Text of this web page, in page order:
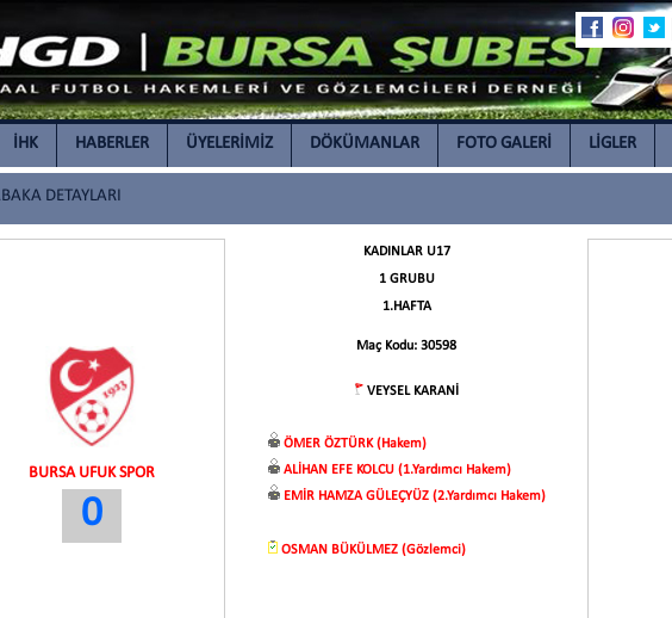
İHK HABERLER ÜYELERİMİZ DÖKÜMANLAR FOTO GALERİ LİGLER
DETAYLARI
BURSA UFUK SPOR
0
KADINLAR U17
1 GRUBU
1.HAFTA
Maç Kodu: 30598
VEYSEL KARANİ
ÖMER ÖZTÜRK (Hakem)
ALİHAN EFE KOLCU (1.Yardımcı Hakem)
EMİR HAMZA GÜLEÇYÜZ (2.Yardımcı Hakem)
OSMAN BÜKÜLMEZ (Gözlemci)